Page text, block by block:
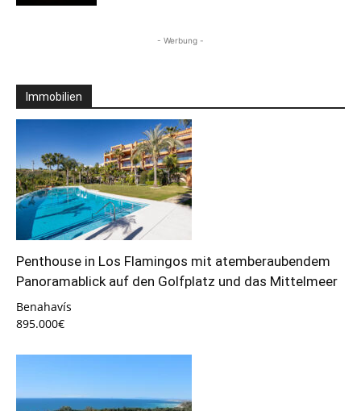
- Werbung -
Immobilien
Penthouse in Los Flamingos mit atemberaubendem
Panoramablick auf den Golfplatz und das Mittelmeer
Benahavís
895.000€